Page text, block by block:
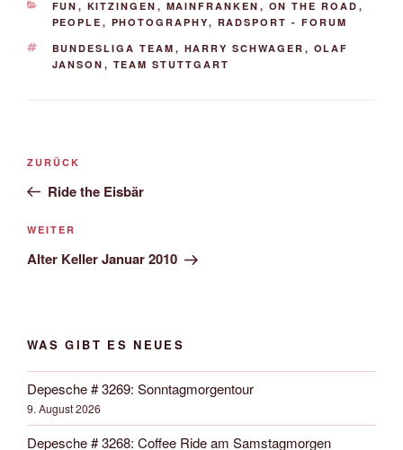
KATEGORIEN
FUN , KITZINGEN , MAINFRANKEN , ON THE ROAD ,
PEOPLE , PHOTOGRAPHY, RADSPORT - FORUM
SCHLAGWÖRTER
BUNDESLIGA TEAM , HARRY SCHWAGER , OLAF
JANSON , TEAM STUTTGART
Beitrags-
Vorheriger
Beitrag
ZURÜCK
Ride the Eisbär
Nächster
Beitrag
WEITER
Alter Keller Januar 2010
WAS GIBT ES NEUES
Depesche # 3269: Sonntagmorgentour
9. August 2026
Depesche # 3268: Coffee Ride am Samstagmorgen